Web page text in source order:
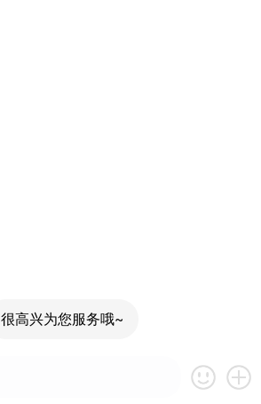
很高兴为您服务哦~